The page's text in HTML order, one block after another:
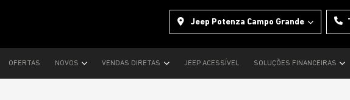
Jeep Potenza Campo Grande
OFERTAS NOVOS VENDAS DIRETAS JEEP ACESSÍVEL SOLUÇÕES FINANCEIRAS